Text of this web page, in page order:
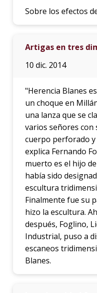
Sobre los efectos
Artigas en tres
10 dic. 2014
"Herencia Blanes
un choque en
una lanza que se
varios señores con
cuerpo perforado y
explica Fernando
muerto es el hijo
había sido
escultura
Finalmente fue su
hizo la escultura.
después, Foglino,
Industrial, puso a
escaneos
Blanes.